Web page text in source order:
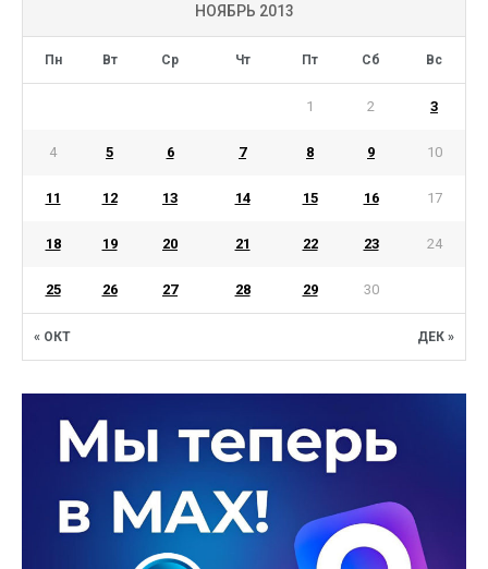
НОЯБРЬ 2013
Пн Вт Ср Чт Пт Сб Вс
« ОКТ ДЕК »
1 2 3
4 5 6 7 8 9 10
11 12 13 14 15 16 17
18 19 20 21 22 23 24
25 26 27 28 29 30